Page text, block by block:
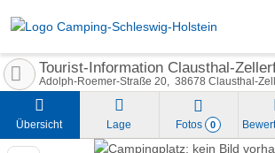
Tourist-Information Clausthal-
Adolph-Roemer-Straße 20 38678 Clausthal-
Übersicht Lage Fotos 0